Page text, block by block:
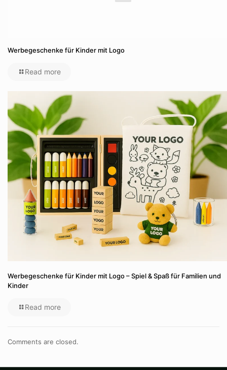
Werbegeschenke für Kinder mit Logo
Read more
Werbegeschenke für Kinder mit Logo – Spiel & Spaß für Familien und
Kinder
Read more
Comments are closed.